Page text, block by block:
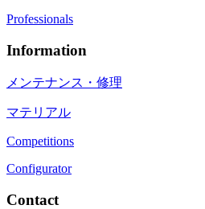
Professionals
Information
メンテナンス・修理
マテリアル
Competitions
Configurator
Contact